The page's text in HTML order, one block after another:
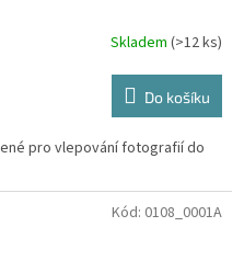
Skladem (>12 ks)
Do košíku
pro vlepování fotografií do
Kód: 0108_0001A